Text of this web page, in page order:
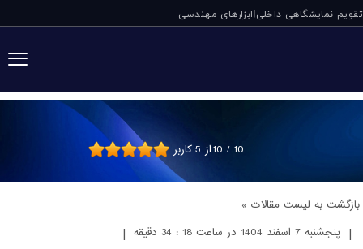
تقویم نمایشگاهی داخلی|ابزارهای مهندسی
کدام قطعات 10 / 10 از 5کاربر
بازگشت به لیست مقالات »
| پنجشنبه 7 اسفند 1404 در ساعت 18 : 34 دقیقه |